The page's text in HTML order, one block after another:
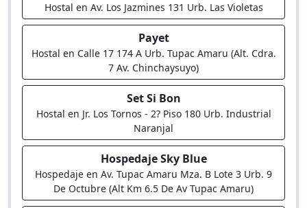
Hostal en Av. Los Jazmines 131 Urb. Las Violetas
Payet
Hostal en Calle 17 174 A Urb. Tupac Amaru (Alt. Cdra.
7 Av. Chinchaysuyo)
Set Si Bon
Hostal en Jr. Los Tornos - 2? Piso 180 Urb. Industrial
Naranjal
Hospedaje Sky Blue
Hospedaje en Av. Tupac Amaru Mza. B Lote 3 Urb. 9
De Octubre (Alt Km 6.5 De Av Tupac Amaru)